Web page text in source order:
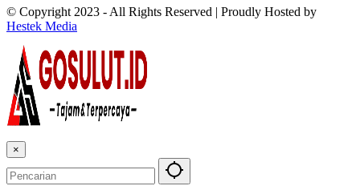
© Copyright 2023 - All Rights Reserved | Proudly Hosted by
Hestek Media
×